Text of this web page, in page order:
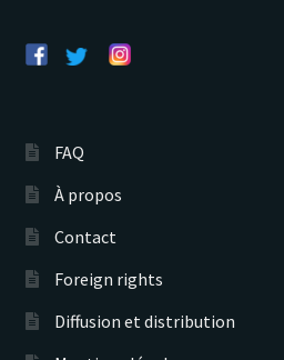
FAQ
À propos
Contact
Foreign rights
Diffusion et distribution